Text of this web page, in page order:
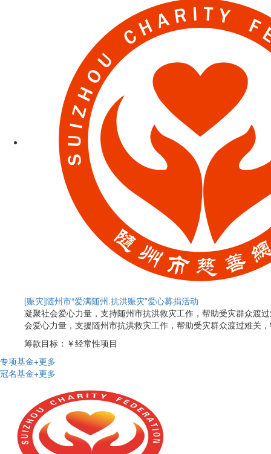
[赈灾]随州市“爱满随州.抗洪赈灾”爱心募捐活动
凝聚社会爱心力量，支持随州市抗洪救灾工作，帮助受灾群众渡
会爱心力量，支援随州市抗洪救灾工作，帮助受灾群众渡过难关
筹款目标： ￥经常性项目
专项基金+更多
冠名基金+更多